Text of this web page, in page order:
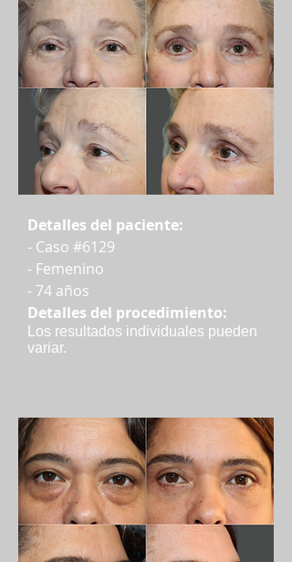
Detalles del paciente:
- Caso #6129
- Femenino
- 74 años
Detalles del procedimiento:
Los resultados individuales pueden
variar.